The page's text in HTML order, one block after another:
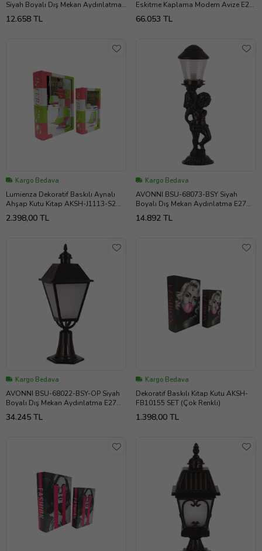
Siyah Boyalı Dış Mekan Aydınlatma
E27 Aluminyum ABS Akrilik Cam
35cm
12.658 TL
Eskitme Kaplama Modern Avize E27
Metal Cam 120x40cm
66.053 TL
Kargo Bedava
Lumienza Dekoratif Baskılı Aynalı
Ahşap Kutu Kitap AKSH-J1113-S2
(Çok Renkli)
2.398,00 TL
Kargo Bedava
AVONNI BSU-68073-BSY Siyah
Boyalı Dış Mekan Aydınlatma E27
Aluminyum Akrilik Cam 20cm
14.892 TL
Kargo Bedava
AVONNI BSU-68022-BSY-OP Siyah
Boyalı Dış Mekan Aydınlatma E27
Aluminyum Döküm Dip Cam 35cm
34.245 TL
Kargo Bedava
Dekoratif Baskılı Kitap Kutu AKSH-
FB10155 SET (Çok Renkli)
1.398,00 TL